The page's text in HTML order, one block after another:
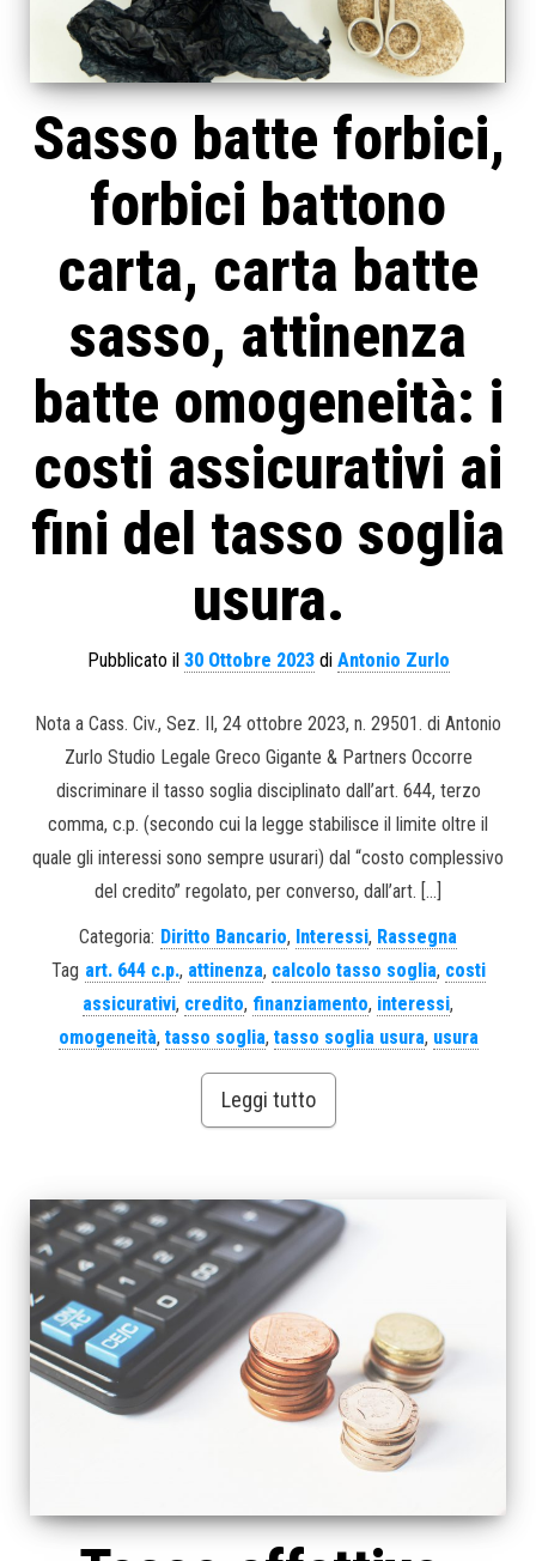
Sasso batte forbici,
forbici battono
carta, carta batte
sasso, attinenza
batte omogeneità: i
costi assicurativi ai
fini del tasso soglia
usura.
Pubblicato il 30 Ottobre 2023di Antonio Zurlo
Nota a Cass. Civ., Sez. II, 24 ottobre 2023, n. 29501. di Antonio
Zurlo Studio Legale Greco Gigante & Partners Occorre
discriminare il tasso soglia disciplinato dall’art. 644, terzo
comma, c.p. (secondo cui la legge stabilisce il limite oltre il
quale gli interessi sono sempre usurari) dal “costo complessivo
del credito” regolato, per converso, dall’art. […]
Categoria: Diritto Bancario, Interessi, Rassegna
Tag art. 644 c.p., attinenza, calcolo tasso soglia, costi
assicurativi, credito, finanziamento, interessi,
omogeneità, tasso soglia, tasso soglia usura, usura
Leggi tutto